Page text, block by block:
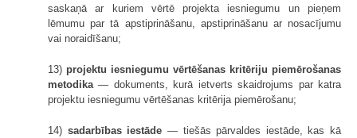
saskaņā ar kuriem vērtē projekta iesniegumu un pieņem
lēmumu par tā apstiprināšanu, apstiprināšanu ar nosacījumu
vai noraidīšanu;
13) projektu iesniegumu vērtēšanas kritēriju piemērošanas
metodika — dokuments, kurā ietverts skaidrojums par katra
projektu iesniegumu vērtēšanas kritērija piemērošanu;
14) sadarbības iestāde — tiešās pārvaldes iestāde, kas kā